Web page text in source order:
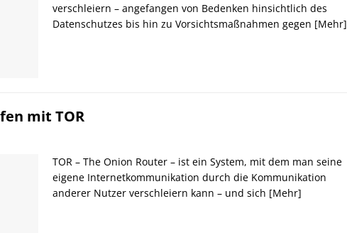
verschleiern – angefangen von Bedenken hinsichtlich des
Datenschutzes bis hin zu Vorsichtsmaßnahmen gegen [Mehr]
mit TOR
TOR – The Onion Router – ist ein System, mit dem man seine
eigene Internetkommunikation durch die Kommunikation
anderer Nutzer verschleiern kann – und sich [Mehr]